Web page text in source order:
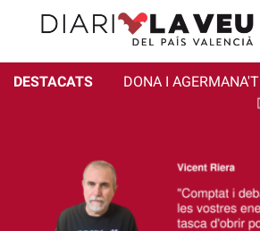
DESTACATS DONA I AGERMANA'T